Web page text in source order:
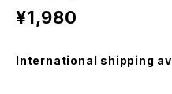
¥1,980
International shipping